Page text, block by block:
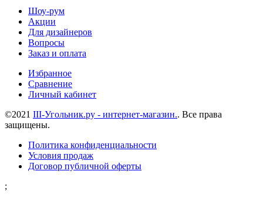
Шоу-рум
Акции
Для дизайнеров
Вопросы
Заказ и оплата
Избранное
Сравнение
Личный кабинет
©2021 III-Угольник.ру - интернет-магазин.. Все права
защищены.
Политика конфиденциальности
Условия продаж
Договор публичной оферты
;